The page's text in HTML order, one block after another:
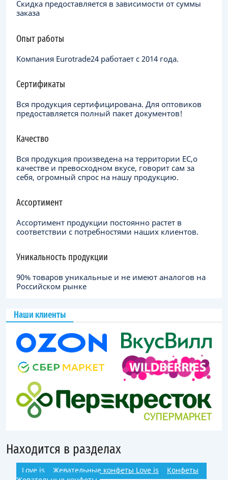
Скидка предоставляется в зависимости от суммы
заказа
Опыт работы
Компания Eurotrade24 работает с 2014 года.
Сертификаты
Вся продукция сертифицирована. Для оптовиков
предоставляется полный пакет документов!
Качество
Вся продукция произведена на территории ЕC,о
качестве и превосходном вкусе, говорит сам за
себя, огромный спрос на нашу продукцию.
Ассортимент
Ассортимент продукции постоянно растет в
соответствии с потребностями наших клиентов.
Уникальность продукции
90% товаров уникальные и не имеют аналогов на
Российском рынке
Наши клиенты
Находится в разделах
Love is Жевательные конфеты Love is
Конфеты